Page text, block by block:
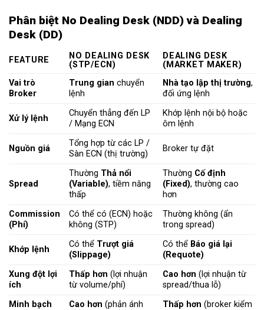
Phân biệt No Dealing Desk (NDD) và Dealing
Desk (DD)
FEATURE
NO DEALING DESK
(STP/ECN)
DEALING DESK
(MARKET MAKER)
Vai trò
Broker
Trung gian chuyển
lệnh
Nhà tạo lập thị trường,
đối ứng lệnh
Xử lý lệnh
Chuyển thẳng đến LP
/ Mạng ECN
Khớp lệnh nội bộ hoặc
ôm lệnh
Nguồn giá
Tổng hợp từ các LP /
Sàn ECN (thị trường)
Broker tự đặt
Spread
Thường Thả nổi
(Variable), tiềm năng
thấp
Thường Cố định
(Fixed), thường cao
hơn
Commission
(Phí)
Có thể có (ECN) hoặc
không (STP)
Thường không (ẩn
trong spread)
Khớp lệnh
Có thể Trượt giá
(Slippage)
Có thể Báo giá lại
(Requote)
Xung đột lợi
ích
Thấp hơn (lợi nhuận
từ volume/phí)
Cao hơn (lợi nhuận từ
spread/thua lỗ)
Minh bạch
Cao hơn (phản ánh
Thấp hơn (broker kiểm